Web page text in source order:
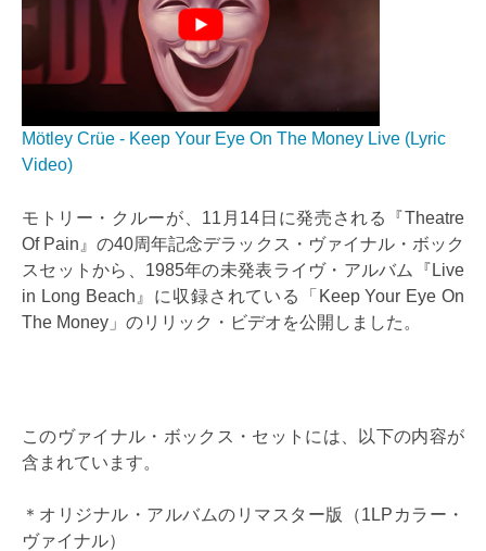
Mötley Crüe - Keep Your Eye On The Money Live (Lyric
Video)
モトリー・クルーが、11月14日に発売される『Theatre
Of Pain』の40周年記念デラックス・ヴァイナル・ボック
スセットから、1985年の未発表ライヴ・アルバム『Live
in Long Beach』に収録されている「Keep Your Eye On
The Money」のリリック・ビデオを公開しました。
このヴァイナル・ボックス・セットには、以下の内容が
含まれています。
＊オリジナル・アルバムのリマスター版（1LPカラー・
ヴァイナル）